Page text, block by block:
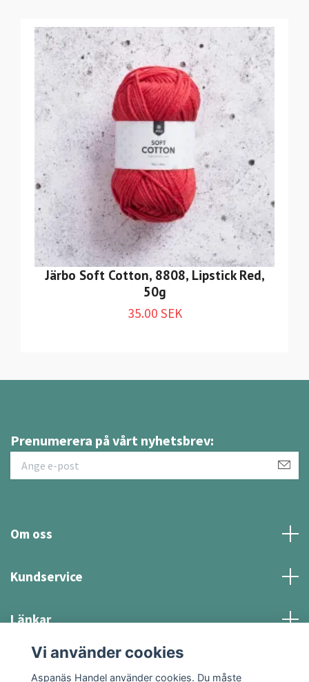
Järbo Soft Cotton, 8808, Lipstick Red,
50g
35.00 SEK
Prenumerera på vårt nyhetsbrev:
Om oss
Kundservice
Länkar
Sociala medier
Vi använder cookies
Aspanäs Handel använder cookies. Du måste